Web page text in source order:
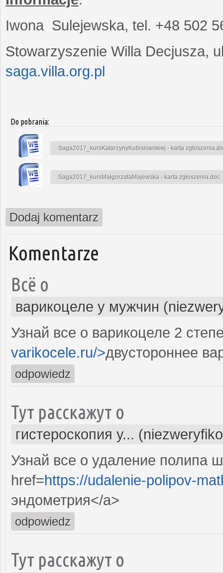
Iwona Sulejewska, tel. +48 502
Stowarzyszenie Willa Decjusza,
saga.villa.org.pl
Do pobrania:
Saga2017_kursKatarzynyKubisiowskiej - karta
Saga2017_kursMałgorzataMajewska - karta zgłoszenia.doc
Dodaj komentarz
Komentarze
Всё о
варикоцеле у мужчин
Узнай все о варикоцеле 2
varikocele.ru/>двустороннее
odpowiedz
Тут расскажут о
гистероскопия у...
Узнай все о удаление полипа
href=https://udalenie-polipov-
эндометрия</a>
odpowiedz
Тут расскажут о